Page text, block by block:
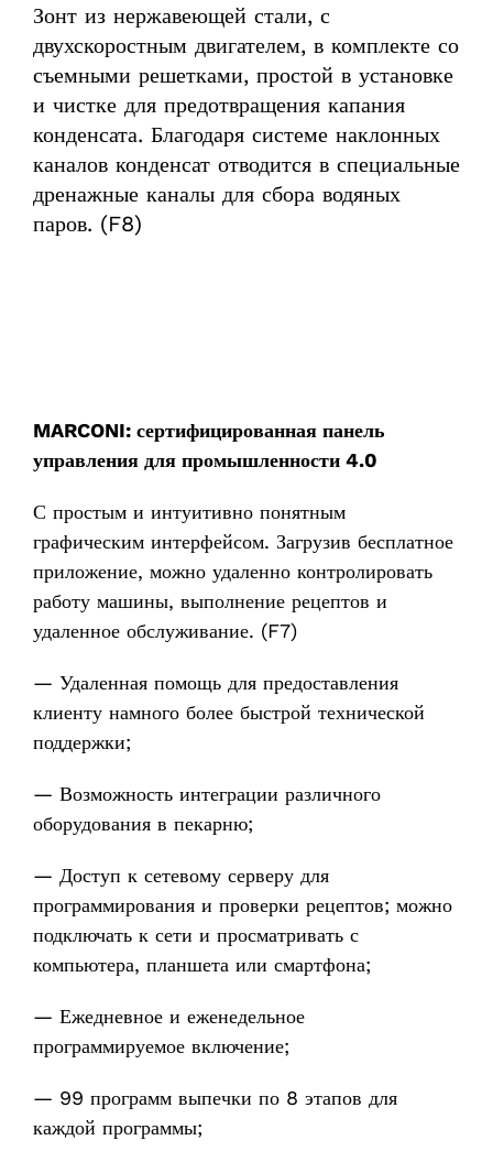
Зонт из нержавеющей стали, с
двухскоростным двигателем, в комплекте со
съемными решетками, простой в установке
и чистке для предотвращения капания
конденсата. Благодаря системе наклонных
каналов конденсат отводится в специальные
дренажные каналы для сбора водяных
паров. (F8)
MARCONI: сертифицированная панель
управления для промышленности 4.0
С простым и интуитивно понятным
графическим интерфейсом. Загрузив бесплатное
приложение, можно удаленно контролировать
работу машины, выполнение рецептов и
удаленное обслуживание. (F7)
— Удаленная помощь для предоставления
клиенту намного более быстрой технической
поддержки;
— Возможность интеграции различного
оборудования в пекарню;
— Доступ к сетевому серверу для
программирования и проверки рецептов; можно
подключать к сети и просматривать с
компьютера, планшета или смартфона;
— Ежедневное и еженедельное
программируемое включение;
— 99 программ выпечки по 8 этапов для
каждой программы;